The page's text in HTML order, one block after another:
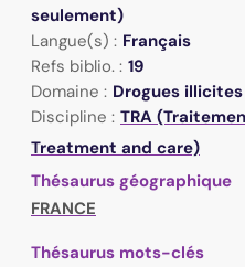
seulement)
Langue(s) : Français
Refs biblio. : 19
Domaine : Drogues illicites
Discipline : TRA
Treatment and care)
Thésaurus géographique
FRANCE
Thésaurus mots-clés